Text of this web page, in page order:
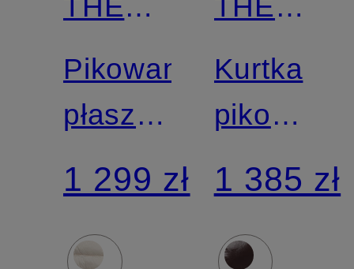
certyfikatem
DUCK
Pikowany
płaszcz
CLELIA
z
odpinanym
1 299 zł
certyfikatem
DUCK
Kurtka
pikowana
z
1 385 zł